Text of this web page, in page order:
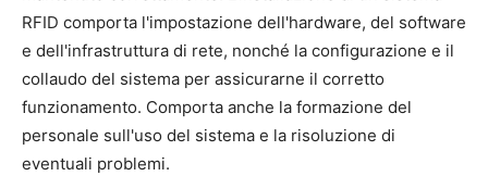
RFID comporta l'impostazione dell'hardware, del software
e dell'infrastruttura di rete, nonché la configurazione e il
collaudo del sistema per assicurarne il corretto
funzionamento. Comporta anche la formazione del
personale sull'uso del sistema e la risoluzione di
eventuali problemi.